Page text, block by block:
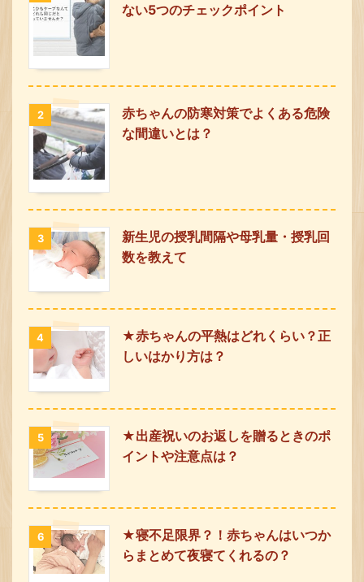
ない5つのチェックポイント
2
赤ちゃんの防寒対策でよくある危険
な間違いとは？
3
新生児の授乳間隔や母乳量・授乳回
数を教えて
4
★赤ちゃんの平熱はどれくらい？正
しいはかり方は？
5
★出産祝いのお返しを贈るときのポ
イントや注意点は？
6
★寝不足限界？！赤ちゃんはいつか
らまとめて夜寝てくれるの？